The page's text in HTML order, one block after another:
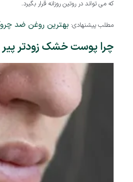
که می تواند در روتین روزانه قرار بگیرد.
مطلب پیشنهادی: بهترین روغن ضد
چرا پوست خشک زودتر